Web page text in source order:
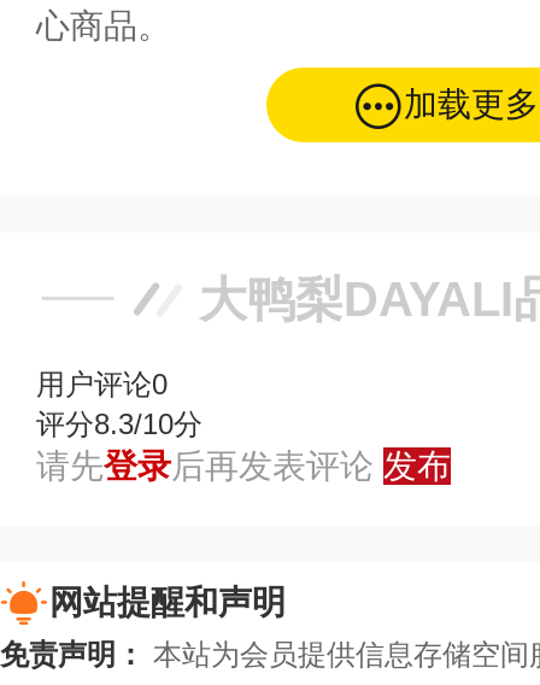
心商品。
加载更多
大鸭梨DAYALI
用户评论0
评分8.3/10分
请先登录后再发表评论 发布
网站提醒和声明
免责声明： 本站为会员提供信息存储空